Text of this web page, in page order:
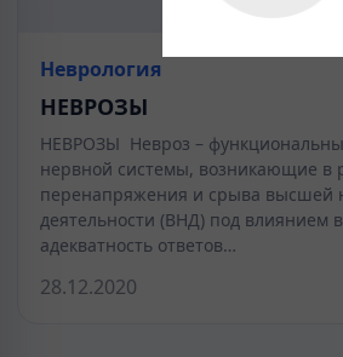
Неврология
НЕВРОЗЫ
НЕВРОЗЫ Невроз –
нервной системы, возникающие в
перенапряжения и срыва высшей
деятельности (ВНД) под влиянием
адекватность ответов…
28.12.2020